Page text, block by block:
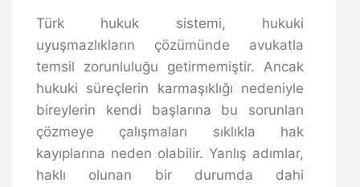
Türk hukuk sistemi, hukuki
uyuşmazlıkların çözümünde avukatla
temsil zorunluluğu getirmemiştir. Ancak
hukuki süreçlerin karmaşıklığı nedeniyle
bireylerin kendi başlarına bu sorunları
çözmeye çalışmaları sıklıkla hak
kayıplarına neden olabilir. Yanlış adımlar,
haklı olunan bir durumda dahi